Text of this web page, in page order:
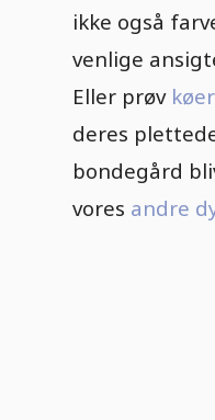
ikke også
venlige
Eller prøv køer
deres
bondegård
vores andre